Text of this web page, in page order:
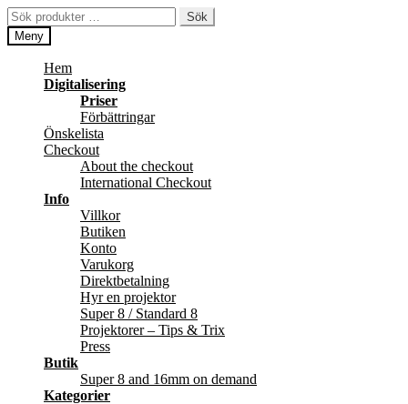
Hoppa
till
navigering
Hoppa
till
innehåll
Sök
efter:
Sök
Meny
Hem
Digitalisering
Priser
Förbättringar
Önskelista
Checkout
About the checkout
International Checkout
Info
Villkor
Butiken
Konto
Varukorg
Direktbetalning
Hyr en projektor
Super 8 / Standard 8
Projektorer – Tips & Trix
Press
Butik
Super 8 and 16mm on demand
Kategorier